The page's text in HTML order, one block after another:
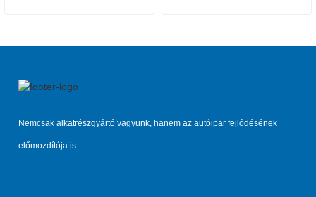
Nemcsak alkatrészgyártó vagyunk, hanem az autóipar fejlődésének
előmozdítója is.